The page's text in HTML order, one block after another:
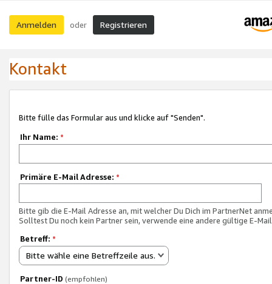
Anmelden oder Registrieren
Kontakt
Bitte fülle das Formular aus und klicke auf "Senden".
Ihr Name: *
Primäre E-Mail Adresse: *
Bitte gib die E-Mail Adresse an, mit welcher Du Dich im PartnerNet
Solltest Du noch kein Partner sein, verwende eine andere gültige E-
Betreff: *
Bitte wähle eine Betreffzeile aus.
Partner-ID (empfohlen)